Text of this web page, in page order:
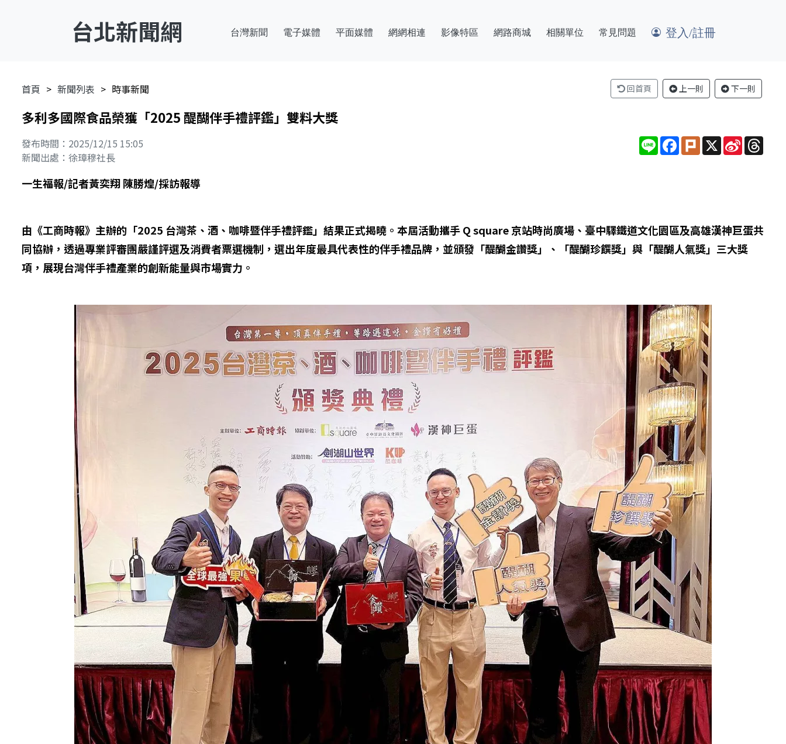
台北新聞網 台灣新聞 電子媒體 平面媒體 網網相連 影像特區 網路商城 相關單位 常見問題 登入/註冊
首頁 新聞列表 時事新聞 回首頁 上一則 下一則
多利多國際食品榮獲「2025 醍醐伴手禮評鑑」雙料大獎
發布時間：2025/12/15 15:05
新聞出處：徐璋穆社長
Line Facebook
PlurkX Sina
Weibo
一生福報/記者黃奕翔 陳勝煌/採訪報導
由《工商時報》主辦的「2025 台灣茶、酒、咖啡暨伴手禮評鑑」結果正式揭曉。本屆活動攜手 Q square 京站時尚廣場、臺中驛鐵道文化園區及高雄漢神巨蛋共
同協辦，透過專業評審團嚴謹評選及消費者票選機制，選出年度最具代表性的伴手禮品牌，並頒發「醍醐金讚獎」、「醍醐珍饌獎」與「醍醐人氣獎」三大獎
項，展現台灣伴手禮產業的創新能量與市場實力。